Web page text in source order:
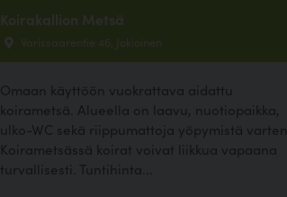
Koirakallion Metsä
Varissaarentie 46, Jokioinen
Omaan käyttöön vuokrattava aidattu
koirametsä. Alueella on laavu, nuotiopaikka,
ulko-WC sekä riippumattoja yöpymistä varten.
Koirametsässä koirat voivat liikkua vapaana
turvallisesti. Tuntihinta...